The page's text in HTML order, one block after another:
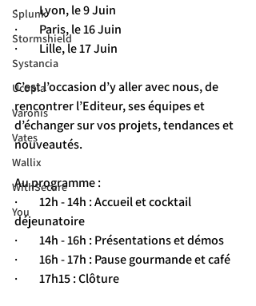
Splunk
Stormshield
Systancia
Ucopia
Varonis
Vates
Wallix
WithSecure
You
·         Lyon, le 9 Juin
·         Paris, le 16 Juin
·         Lille, le 17 Juin
C’est l’occasion d’y aller avec nous, de
rencontrer l’Editeur, ses équipes et
d’échanger sur vos projets, tendances et
nouveautés.
Au programme :
·         12h - 14h : Accueil et cocktail
déjeunatoire
·         14h - 16h : Présentations et démos
·         16h - 17h : Pause gourmande et café
·         17h15 : Clôture